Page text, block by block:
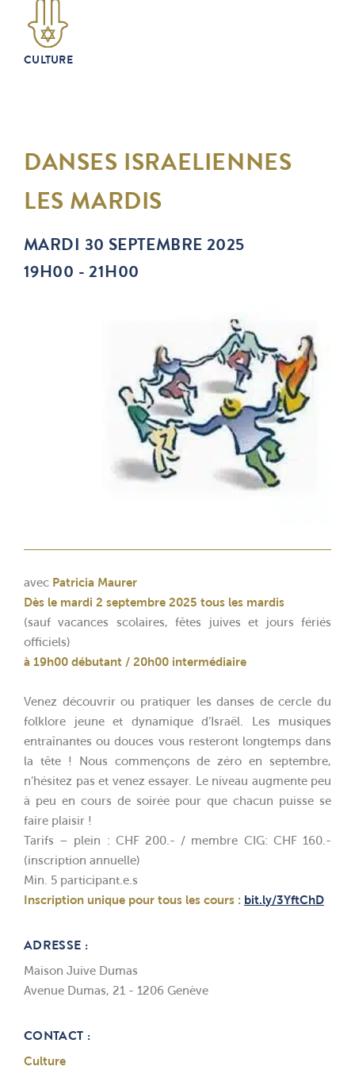
CULTURE
DANSES ISRAELIENNES
LES MARDIS
MARDI 30 SEPTEMBRE 2025
19H00 - 21H00
avec Patricia Maurer
Dès le mardi 2 septembre 2025 tous les mardis
(sauf vacances scolaires, fêtes juives et jours fériés
officiels)
à 19h00 débutant / 20h00 intermédiaire
Venez découvrir ou pratiquer les danses de cercle du
folklore jeune et dynamique d’Israël. Les musiques
entraînantes ou douces vous resteront longtemps dans
la tête ! Nous commençons de zéro en septembre,
n’hésitez pas et venez essayer. Le niveau augmente peu
à peu en cours de soirée pour que chacun puisse se
faire plaisir !
Tarifs – plein : CHF 200.- / membre CIG: CHF 160.-
(inscription annuelle)
Min. 5 participant.e.s
Inscription unique pour tous les cours : bit.ly/3YftChD
ADRESSE :
Maison Juive Dumas
Avenue Dumas, 21 - 1206 Genève
CONTACT :
Culture